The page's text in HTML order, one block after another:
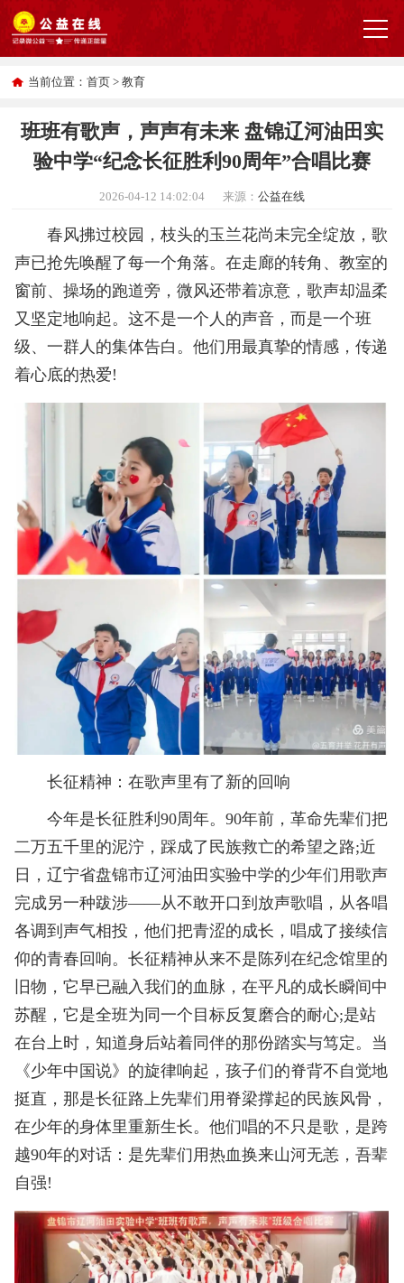
当前位置：首页 >教育
班班有歌声，声声有未来 盘锦辽河油田实
验中学“纪念长征胜利90周年”合唱比赛
2026-04-12 14:02:04 来源：公益在线
春风拂过校园，枝头的玉兰花尚未完全绽放，歌
声已抢先唤醒了每一个角落。在走廊的转角、教室的
窗前、操场的跑道旁，微风还带着凉意，歌声却温柔
又坚定地响起。这不是一个人的声音，而是一个班
级、一群人的集体告白。他们用最真挚的情感，传递
着心底的热爱!
长征精神：在歌声里有了新的回响
今年是长征胜利90周年。90年前，革命先辈们把
二万五千里的泥泞，踩成了民族救亡的希望之路;近
日，辽宁省盘锦市辽河油田实验中学的少年们用歌声
完成另一种跋涉——从不敢开口到放声歌唱，从各唱
各调到声气相投，他们把青涩的成长，唱成了接续信
仰的青春回响。长征精神从来不是陈列在纪念馆里的
旧物，它早已融入我们的血脉，在平凡的成长瞬间中
苏醒，它是全班为同一个目标反复磨合的耐心;是站
在台上时，知道身后站着同伴的那份踏实与笃定。当
《少年中国说》的旋律响起，孩子们的脊背不自觉地
挺直，那是长征路上先辈们用脊梁撑起的民族风骨，
在少年的身体里重新生长。他们唱的不只是歌，是跨
越90年的对话：是先辈们用热血换来山河无恙，吾辈
自强!